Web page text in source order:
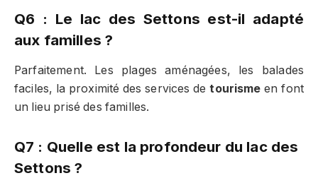
Q6 : Le lac des Settons est-il adapté
aux familles ?
Parfaitement. Les plages aménagées, les balades
faciles, la proximité des services detourisme en font
un lieu prisé des familles.
Q7 : Quelle est la profondeur du lac des
Settons ?